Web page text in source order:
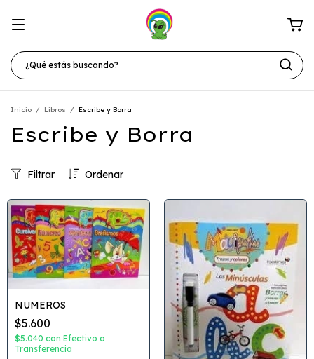
Inicio / Libros / Escribe y Borra
Escribe y Borra
Ordenar
Filtrar
NUMEROS
$5.600
$5.040 con Efectivo o
Transferencia